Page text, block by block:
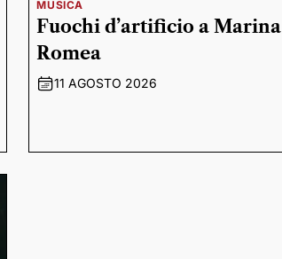
MUSICA
Fuochi d’artificio a Marina
Romea
11 AGOSTO 2026